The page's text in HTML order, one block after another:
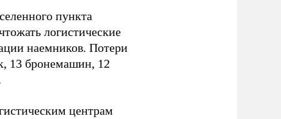
пункта
логистические
наемников. Потери
13 бронемашин, 12
центрам